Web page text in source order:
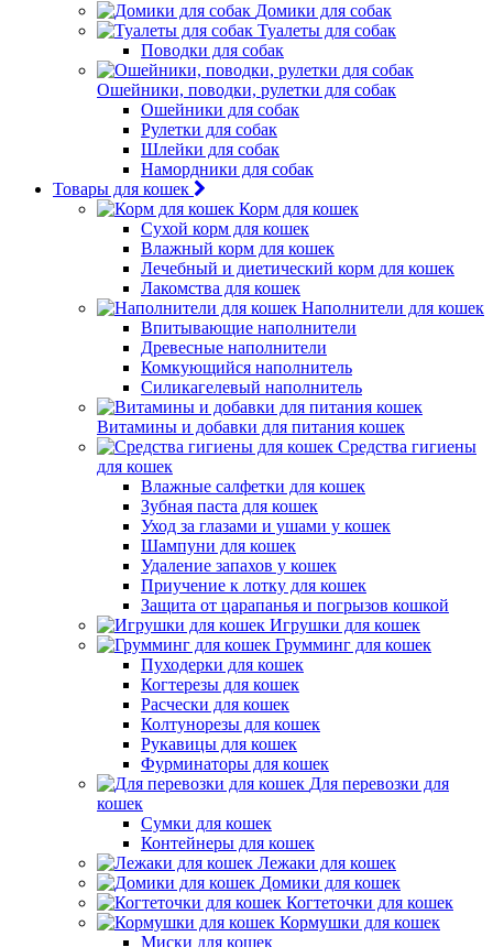
Домики для собак
Туалеты для собак
Поводки для собак
Ошейники, поводки, рулетки для собак
Ошейники для собак
Рулетки для собак
Шлейки для собак
Намордники для собак
Товары для кошек
Корм для кошек
Сухой корм для кошек
Влажный корм для кошек
Лечебный и диетический корм для кошек
Лакомства для кошек
Наполнители для кошек
Впитывающие наполнители
Древесные наполнители
Комкующийся наполнитель
Силикагелевый наполнитель
Витамины и добавки для питания кошек
Средства гигиены
для кошек
Влажные салфетки для кошек
Зубная паста для кошек
Уход за глазами и ушами у кошек
Шампуни для кошек
Удаление запахов у кошек
Приучение к лотку для кошек
Защита от царапанья и погрызов кошкой
Игрушки для кошек
Грумминг для кошек
Пуходерки для кошек
Когтерезы для кошек
Расчески для кошек
Колтунорезы для кошек
Рукавицы для кошек
Фурминаторы для кошек
Для перевозки для
кошек
Сумки для кошек
Контейнеры для кошек
Лежаки для кошек
Домики для кошек
Когтеточки для кошек
Кормушки для кошек
Миски для кошек